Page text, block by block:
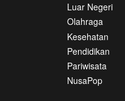
Luar Negeri
Olahraga
Kesehatan
Pendidikan
Pariwisata
NusaPop